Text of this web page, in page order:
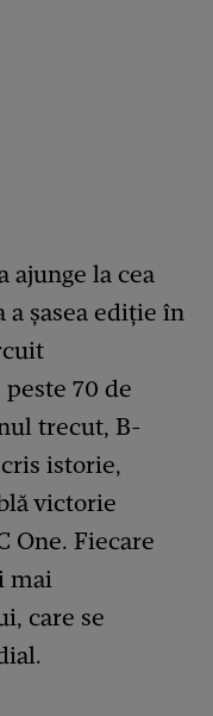
ajunge la cea
a șasea ediție în
70 de
trecut, B-
istorie,
victorie
One. Fiecare
mai
care se